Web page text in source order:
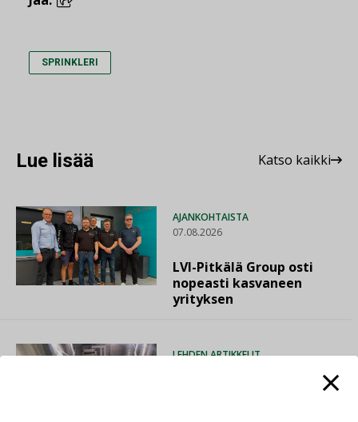
SPRINKLERI
Lue lisää Katso kaikki
AJANKOHTAISTA
07.08.2026
LVI-Pitkälä Group osti
nopeasti kasvaneen
yrityksen
LEHDEN ARTIKKELIT